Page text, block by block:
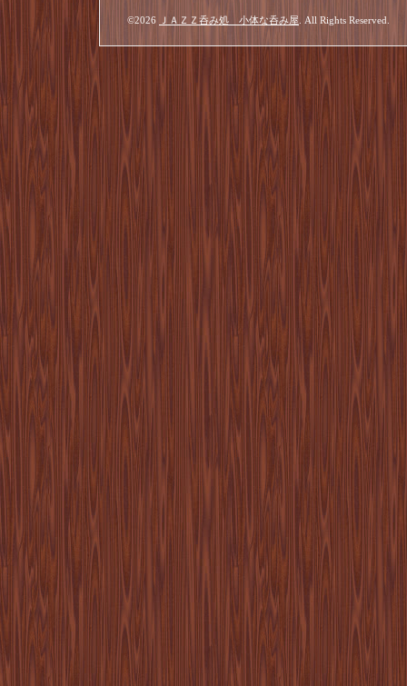
©2026 ＪＡＺＺ呑み処 小体な呑み屋 . All Rights Reserved.